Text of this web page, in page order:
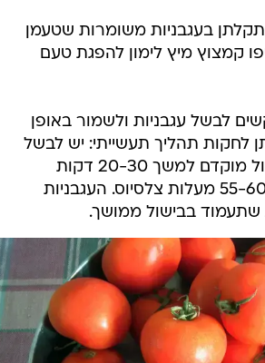
בעגבניות משומרות שטעמן
קמצוץ מיץ לימון להפגת טעם
לבשל עגבניות ולשמור באופן
לחקות תהליך תעשייתי: יש לבשל
את העגבניות בישול מוקדם למשך 20-30 דקות
בטמפרטורה של 55-60 מעלות צלסיוס. העגבניות
בבישול ממושך.